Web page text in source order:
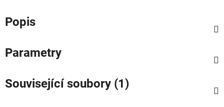
Popis
Parametry
Související soubory (1)